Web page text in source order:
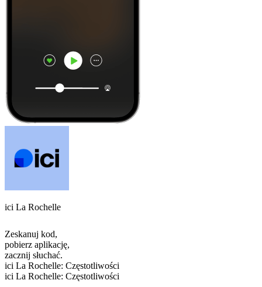
ici La Rochelle
Zeskanuj kod,
pobierz aplikację,
zacznij słuchać.
ici La Rochelle: Częstotliwości
ici La Rochelle: Częstotliwości